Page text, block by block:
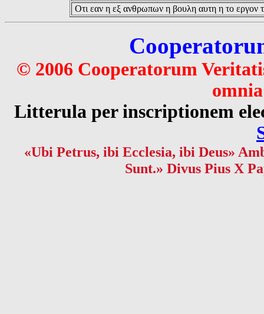
Οτι εαν η εξ ανθρωπων η βουλη αυτη η το εργον
© 2006 Cooperatorum
Litterula per inscriptionem
«Ubi Petrus, ibi Ecclesia, ibi Deus»
Sunt.» Divus Pius X